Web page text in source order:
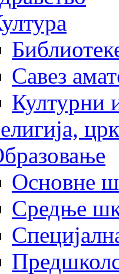
Савез
Културни
Основне
Средње